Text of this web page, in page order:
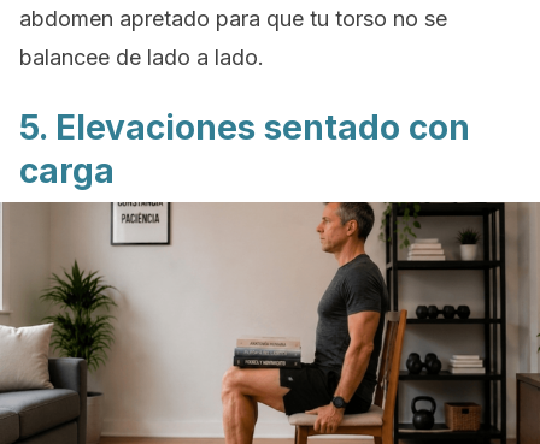
abdomen apretado para que tu torso no se
balancee de lado a lado.
5. Elevaciones sentado con
carga